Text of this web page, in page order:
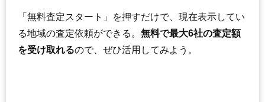
船橋花輪グランドハイツ
住所 千葉県船橋市宮本9丁目
交通 船橋競馬場駅（3分）
「無料査定スタート」を押すだけで、現在表示してい
る地域の査定依頼ができる。 無料で最大6社の査定額
を受け取れるので、ぜひ活用してみよう。